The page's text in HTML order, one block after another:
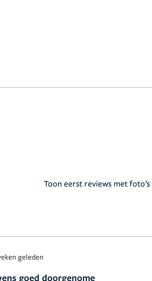
Toon eerst reviews met foto’s
geleden
goed doorgenome